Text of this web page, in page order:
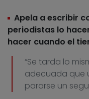
Apela a escribir
periodistas lo
hacer cuando el
“Se tarda lo
adecuada que
pararse un